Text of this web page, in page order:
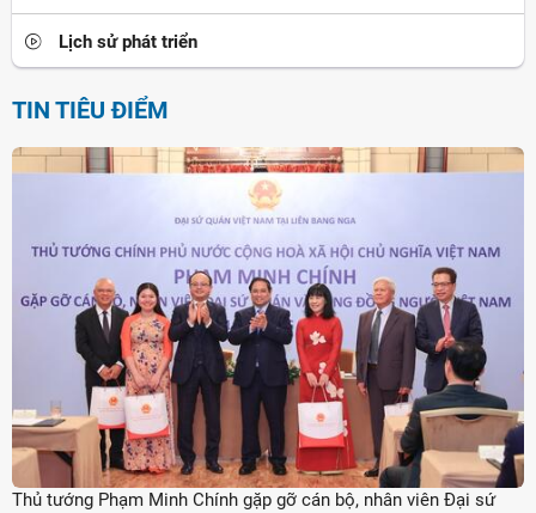
Lịch sử phát triển
TIN TIÊU ĐIỂM
Thủ tướng Phạm Minh Chính gặp gỡ cán bộ, nhân viên Đại sứ